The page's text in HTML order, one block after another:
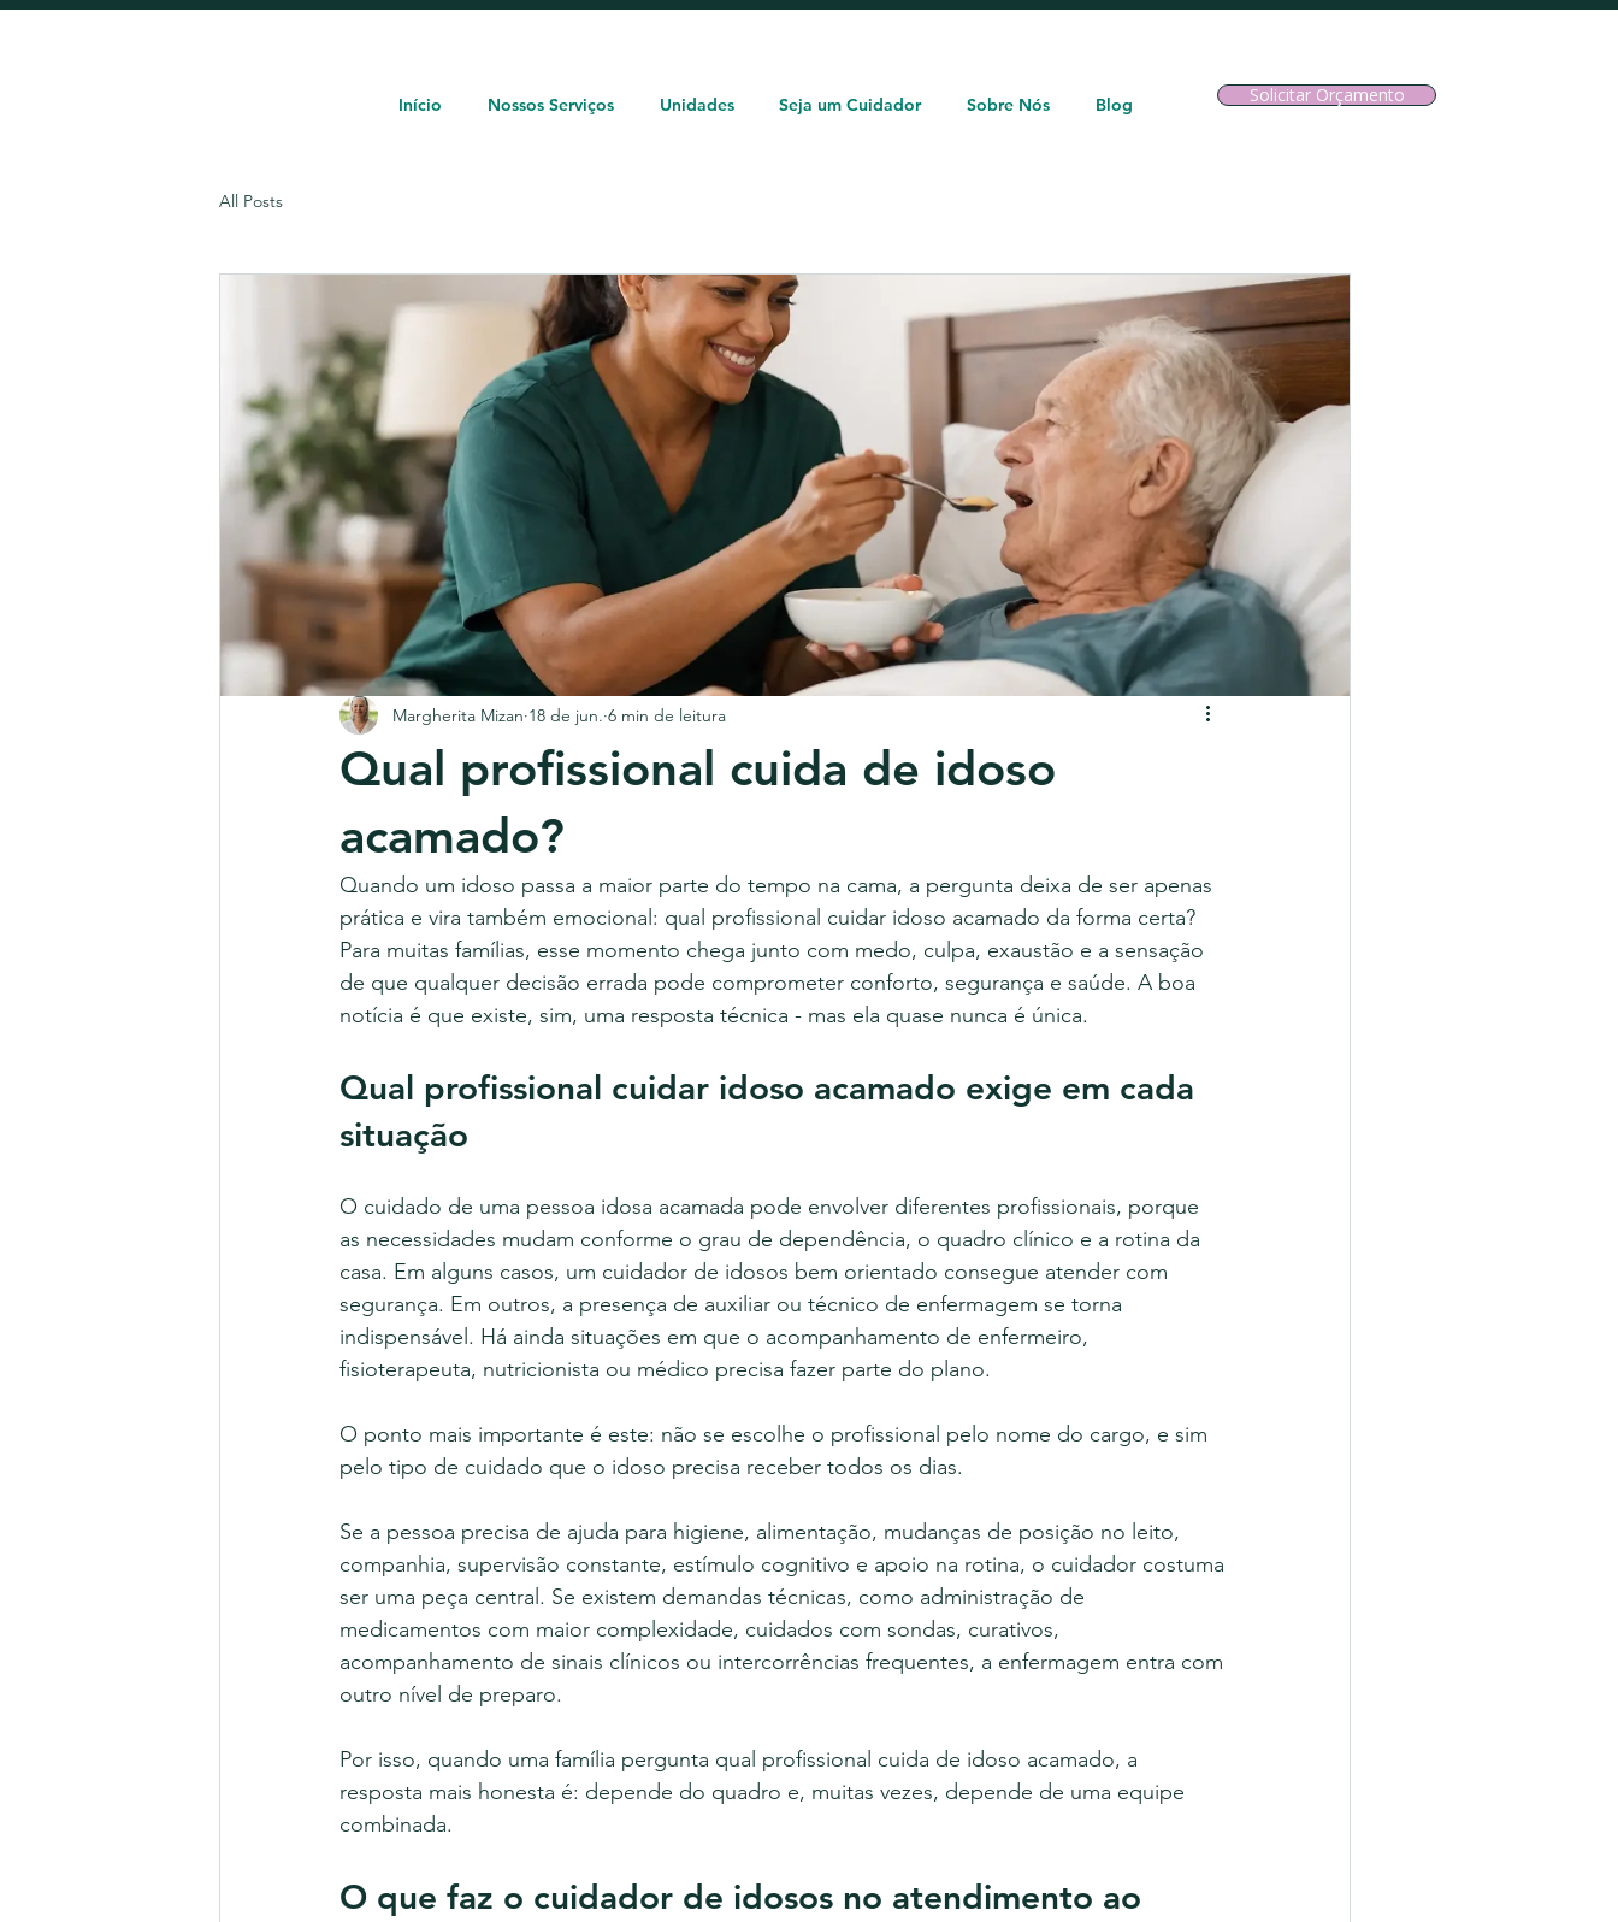
Início Nossos Serviços Unidades Seja um Cuidador Sobre Nós Blog Solicitar Orçamento
All Posts
Qual profissional cuida de idoso
acamado?
Margherita Mizan 18 de jun. 6 min de leitura
Quando um idoso passa a maior parte do tempo na cama, a pergunta deixa de ser apenas
prática e vira também emocional: qual profissional cuidar idoso acamado da forma certa?
Para muitas famílias, esse momento chega junto com medo, culpa, exaustão e a sensação
de que qualquer decisão errada pode comprometer conforto, segurança e saúde. A boa
notícia é que existe, sim, uma resposta técnica - mas ela quase nunca é única.
Qual profissional cuidar idoso acamado exige em cada
situação
O cuidado de uma pessoa idosa acamada pode envolver diferentes profissionais, porque
as necessidades mudam conforme o grau de dependência, o quadro clínico e a rotina da
casa. Em alguns casos, um cuidador de idosos bem orientado consegue atender com
segurança. Em outros, a presença de auxiliar ou técnico de enfermagem se torna
indispensável. Há ainda situações em que o acompanhamento de enfermeiro,
fisioterapeuta, nutricionista ou médico precisa fazer parte do plano.
O ponto mais importante é este: não se escolhe o profissional pelo nome do cargo, e sim
pelo tipo de cuidado que o idoso precisa receber todos os dias.
Se a pessoa precisa de ajuda para higiene, alimentação, mudanças de posição no leito,
companhia, supervisão constante, estímulo cognitivo e apoio na rotina, o cuidador costuma
ser uma peça central. Se existem demandas técnicas, como administração de
medicamentos com maior complexidade, cuidados com sondas, curativos,
acompanhamento de sinais clínicos ou intercorrências frequentes, a enfermagem entra com
outro nível de preparo.
Por isso, quando uma família pergunta qual profissional cuida de idoso acamado, a
resposta mais honesta é: depende do quadro e, muitas vezes, depende de uma equipe
combinada.
O que faz o cuidador de idosos no atendimento ao